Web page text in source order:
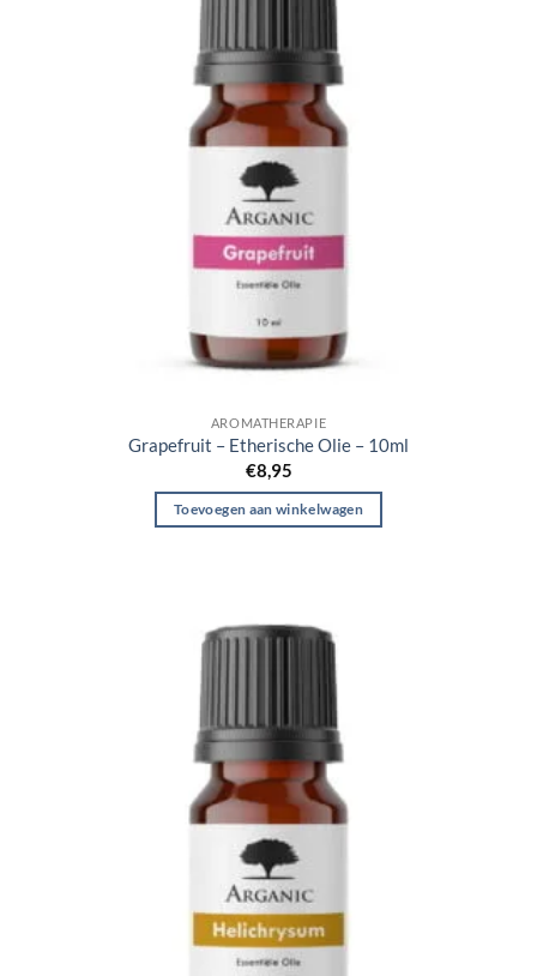
AROMATHERAPIE
Grapefruit – Etherische Olie – 10ml
€8,95
Toevoegen aan winkelwagen